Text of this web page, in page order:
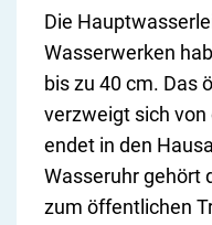
Die
Wasserwerken
bis zu 40 cm. Das
verzweigt sich von
endet in den
Wasseruhr gehört
zum öffentlichen